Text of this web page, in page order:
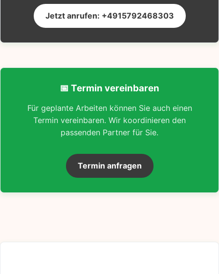
Jetzt anrufen: +4915792468303
📅 Termin vereinbaren
Für geplante Arbeiten können Sie auch einen
Termin vereinbaren. Wir koordinieren den
passenden Partner für Sie.
Termin anfragen